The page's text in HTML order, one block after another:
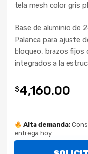
tela mesh color gris
Base de aluminio de
Palanca para ajuste
bloqueo, brazos fijos
integrados a la
$4,160.00
Alta demanda:
entrega hoy.